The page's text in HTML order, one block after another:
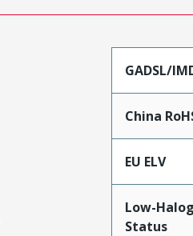
GADSL/
China
EU ELV
Low-
Status